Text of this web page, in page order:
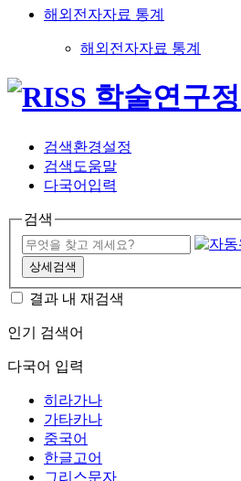
해외전자자료 통계
해외전자자료 통계
검색환경설정
검색도움말
다국어입력
검색
상세검색
결과 내 재검색
인기 검색어
다국어 입력
히라가나
가타카나
중국어
한글고어
그리스문자